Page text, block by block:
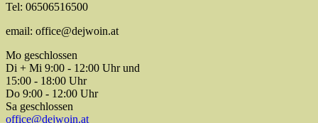
Tel: 06506516500
email: office@dejwoin.at
Mo geschlossen
Di + Mi 9:00 - 12:00 Uhr und
15:00 - 18:00 Uhr
Do 9:00 - 12:00 Uhr
Sa geschlossen
office@dejwoin.at